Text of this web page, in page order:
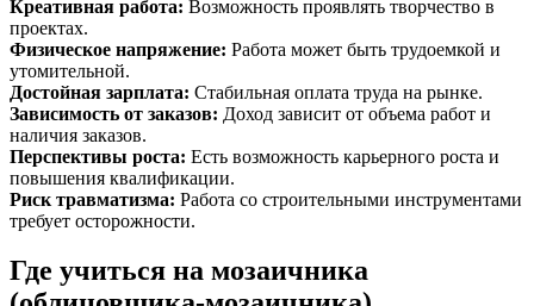
Креативная работа: Возможность проявлять творчество в
проектах.
Физическое напряжение: Работа может быть трудоемкой и
утомительной.
Достойная зарплата: Стабильная оплата труда на рынке.
Зависимость от заказов: Доход зависит от объема работ и
наличия заказов.
Перспективы роста: Есть возможность карьерного роста и
повышения квалификации.
Риск травматизма: Работа со строительными инструментами
требует осторожности.
Где учиться на мозаичника